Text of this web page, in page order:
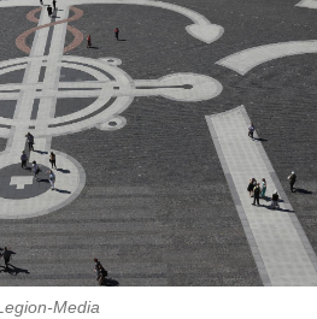
Media